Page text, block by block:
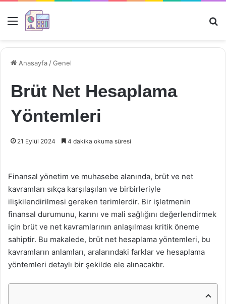
Menü
Anasayfa /Genel
Brüt Net Hesaplama
Yöntemleri
21 Eylül 2024 4 dakika okuma süresi
Finansal yönetim ve muhasebe alanında, brüt ve net
kavramları sıkça karşılaşılan ve birbirleriyle
ilişkilendirilmesi gereken terimlerdir. Bir işletmenin
finansal durumunu, karını ve mali sağlığını değerlendirmek
için brüt ve net kavramlarının anlaşılması kritik öneme
sahiptir. Bu makalede, brüt net hesaplama yöntemleri, bu
kavramların anlamları, aralarındaki farklar ve hesaplama
yöntemleri detaylı bir şekilde ele alınacaktır.